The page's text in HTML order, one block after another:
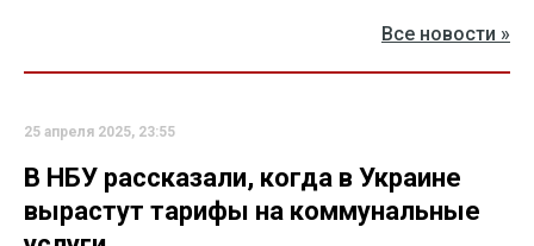
Все новости »
25 апреля 2025, 23:55
В НБУ рассказали, когда в Украине
вырастут тарифы на коммунальные